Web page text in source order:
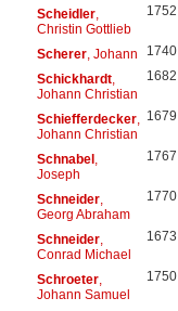
Scheidler,
Christin Gottlieb
1752
Scherer, Johann 1740
Schickhardt,
Johann Christian
1682
Schiefferdecker,
Johann Christian
1679
Schnabel,
Joseph
1767
Schneider,
Georg Abraham
1770
Schneider,
Conrad Michael
1673
Schroeter,
Johann Samuel
1750